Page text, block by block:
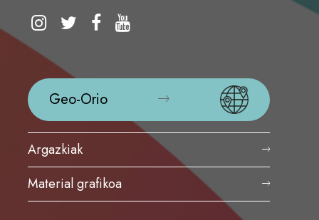
Geo-Orio
Argazkiak
Material grafikoa